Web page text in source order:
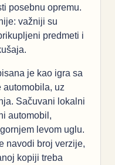
posebnu opremu.
važniji su
predmeti i
je kao igra sa
automobila, uz
Sačuvani lokalni
automobil,
levom uglu.
navodi broj verzije,
kopiji treba